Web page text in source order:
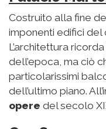
Costruito alla fine
imponenti edifici
L’architettura
dell’epoca, ma ciò
particolarissimi
dell’ultimo piano.
opere del secolo